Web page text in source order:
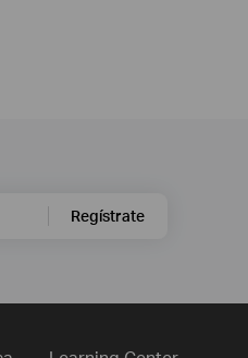
Regístrate